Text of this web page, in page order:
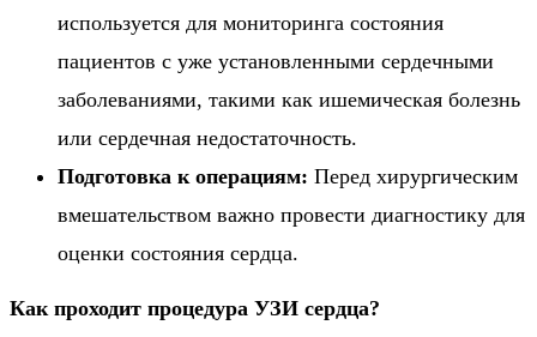
используется для мониторинга состояния
пациентов с уже установленными сердечными
заболеваниями, такими как ишемическая болезнь
или сердечная недостаточность.
Подготовка к операциям: Перед хирургическим
вмешательством важно провести диагностику для
оценки состояния сердца.
Как проходит процедура УЗИ сердца?